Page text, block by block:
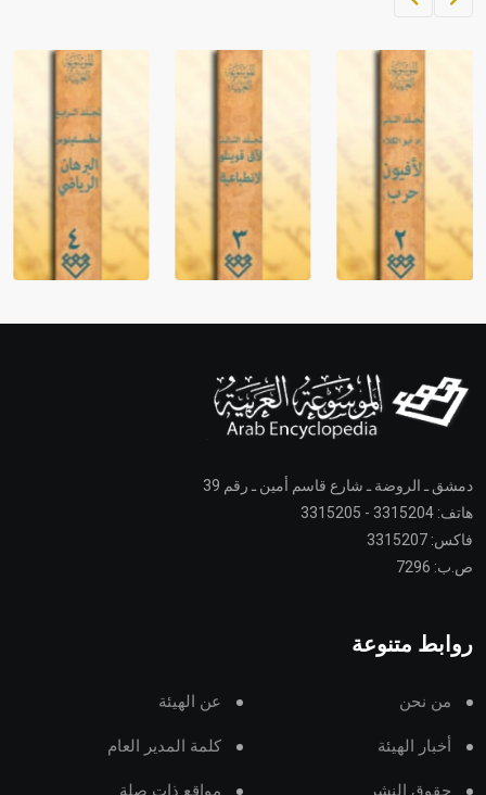
دمشق ـ الروضة ـ شارع قاسم أمين ـ رقم 39
هاتف: 3315204 - 3315205
فاكس: 3315207
ص.ب: 7296
روابط متنوعة
من نحن عن الهيئة
أخبار الهيئة كلمة المدير العام
حقوق النشر مواقع ذات صلة